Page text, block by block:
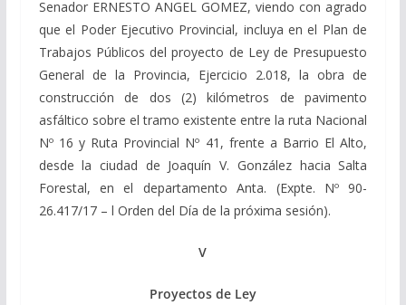
Senador ERNESTO ANGEL GOMEZ, viendo con agrado
que el Poder Ejecutivo Provincial, incluya en el Plan de
Trabajos Públicos del proyecto de Ley de Presupuesto
General de la Provincia, Ejercicio 2.018, la obra de
construcción de dos (2) kilómetros de pavimento
asfáltico sobre el tramo existente entre la ruta Nacional
Nº 16 y Ruta Provincial Nº 41, frente a Barrio El Alto,
desde la ciudad de Joaquín V. González hacia Salta
Forestal, en el departamento Anta. (Expte. Nº 90-
26.417/17 – l Orden del Día de la próxima sesión).
V
Proyectos de Ley